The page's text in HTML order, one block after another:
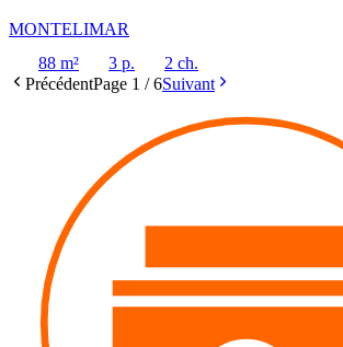
MONTELIMAR
88 m²
3 p.
2 ch.
PrécédentPage 1 /6Suivant